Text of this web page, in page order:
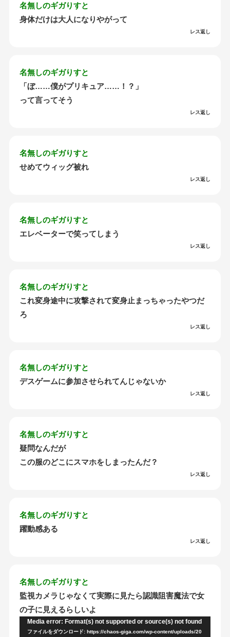
名無しのギガりすと
身体だけは大人になりやがって
レス返し
名無しのギガりすと
「ぼ……僕がプリキュア……！？」
って言ってそう
レス返し
名無しのギガりすと
せめてウィッグ被れ
レス返し
名無しのギガりすと
エレベーターで笑ってしまう
レス返し
名無しのギガりすと
これ変身途中に攻撃されて変身止まっちゃったやつだ
ろ
レス返し
名無しのギガりすと
デスゲームに参加させられてんじゃないか
レス返し
名無しのギガりすと
疑問なんだが
この服のどこにスマホをしまったんだ？
レス返し
名無しのギガりすと
躍動感ある
レス返し
名無しのギガりすと
監視カメラじゃなくて実際に見たら認識阻害魔法で女
の子に見えるらしいよ
Media error: Format(s) not supported or source(s) not found
ファイルをダウンロード: https://chaos-giga.com/wp-content/uploads/20